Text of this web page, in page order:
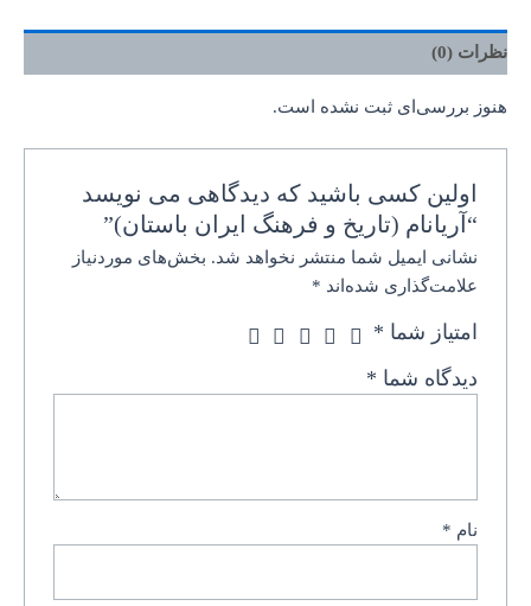
نظرات (0)
هنوز بررسی‌ای ثبت نشده است.
اولین کسی باشید که دیدگاهی می نویسد
“آریانام (تاریخ و فرهنگ ایران باستان)”
نشانی ایمیل شما منتشر نخواهد شد. بخش‌های موردنیاز
علامت‌گذاری شده‌اند *
امتیاز شما *
دیدگاه شما *
نام *